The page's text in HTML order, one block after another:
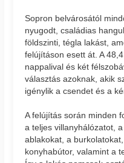
Sopron belvárosától
nyugodt, családias
földszinti, tégla lakást,
felújításon esett át. A
nappalival és két
választás azoknak, akik
igénylik a csendet és a
A felújítás során minden
a teljes villanyhálózatot,
ablakokat, a
konyhabútor, valamint a